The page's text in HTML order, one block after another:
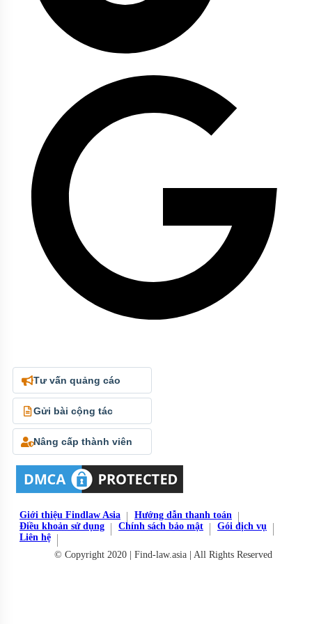
Tư vấn quảng cáo
Gửi bài cộng tác
Nâng cấp thành viên
Giới thiệu Findlaw Asia
Hướng dẫn thanh toán
Điều khoản sử dụng
Chính sách bảo mật
Gói dịch vụ
Liên hệ
© Copyright 2020 | Find-law.asia | All Rights Reserved